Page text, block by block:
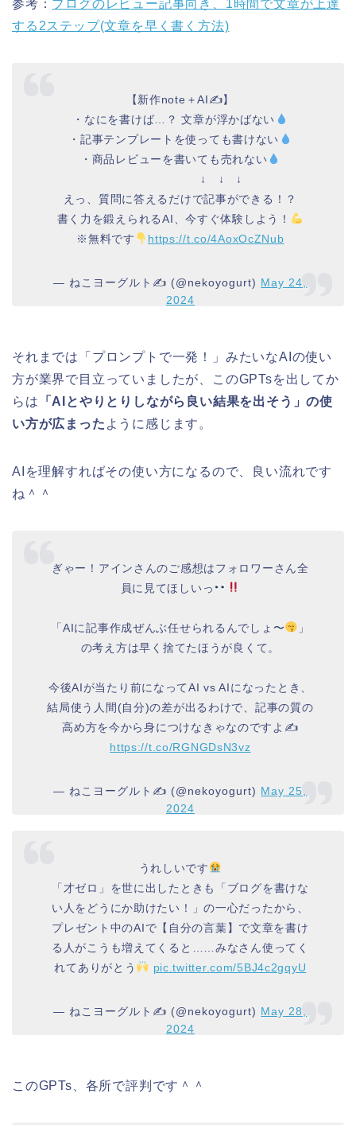
参考： ブログのレビュー記事向き、1時間で文章が上達
する2ステップ(文章を早く書く方法)
【新作note＋AI✍️】
・なにを書けば…？ 文章が浮かばない
・記事テンプレートを使っても書けない
・商品レビューを書いても売れない
↓ ↓ ↓
えっ、質問に答えるだけで記事ができる！？
書く力を鍛えられるAI、今すぐ体験しよう！
※無料です
https://t.co/4AoxOcZNub
— ねこヨーグルト✍️ (@nekoyogurt) May 24,
2024
それまでは「プロンプトで一発！」みたいなAIの使い
方が業界で目立っていましたが、このGPTsを出してか
らは 「AIとやりとりしながら良い結果を出そう」の使
い方が広まった ように感じます。
AIを理解すればその使い方になるので、良い流れです
ね＾＾
ぎゃー！アインさんのご感想はフォロワーさん全
員に見てほしいっ
「AIに記事作成ぜんぶ任せられるんでしょ〜
」
の考え方は早く捨てたほうが良くて。
今後AIが当たり前になってAI vs AIになったとき、
結局使う人間(自分)の差が出るわけで、記事の質の
高め方を今から身につけなきゃなのですよ✍️
https://t.co/RGNGDsN3vz
— ねこヨーグルト✍️ (@nekoyogurt) May 25,
2024
うれしいです
「才ゼロ」を世に出したときも「ブログを書けな
い人をどうにか助けたい！」の一心だったから、
プレゼント中のAIで【自分の言葉】で文章を書け
る人がこうも増えてくると……みなさん使ってく
れてありがとう
pic.twitter.com/5BJ4c2gqyU
— ねこヨーグルト✍️ (@nekoyogurt) May 28,
2024
このGPTs、各所で評判です＾＾